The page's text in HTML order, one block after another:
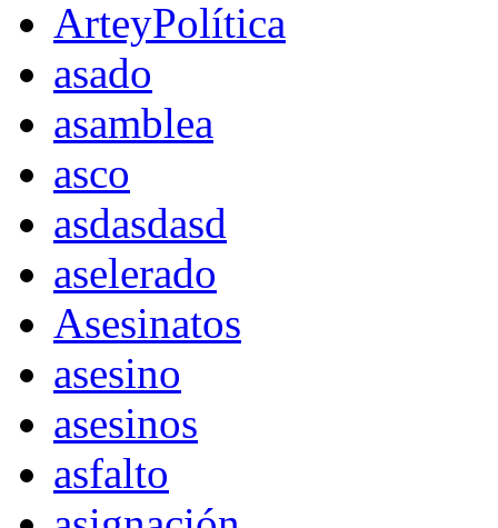
ArteyPolítica
asado
asamblea
asco
asdasdasd
aselerado
Asesinatos
asesino
asesinos
asfalto